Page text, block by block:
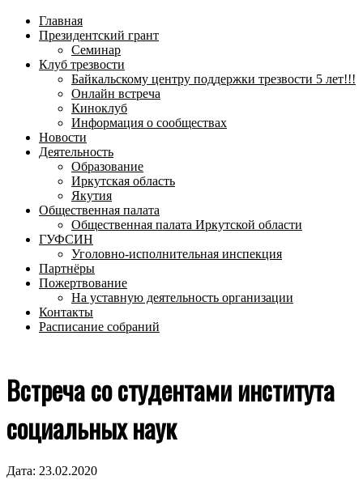
меню
Главная
Президентский грант
Семинар
Клуб трезвости
Байкальскому центру поддержки трезвости 5 лет!!!
Онлайн встреча
Киноклуб
Информация о сообществах
Новости
Деятельность
Образование
Иркутская область
Якутия
Общественная палата
Общественная палата Иркутской области
ГУФСИН
Уголовно-исполнительная инспекция
Партнёры
Пожертвование
На уставную деятельность организации
Контакты
Расписание собраний
Встреча со студентами института
социальных наук
Дата: 23.02.2020